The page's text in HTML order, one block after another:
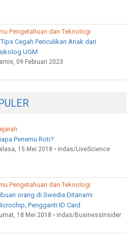
Pengetahuan dan Teknologi
Tips Cegah Penculikan Anak dari
UGM
09 Februari 2023
Penemu Roti?
15 Mei 2018 • indas/LiveScience
Pengetahuan dan Teknologi
orang di Swedia Ditanami
Pengganti ID Card
18 Mei 2018 • indas/BusinessInsider